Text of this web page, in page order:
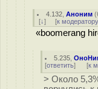
4.132 ,Аноним (
[↓] [к модератору
«boomerang
5.235 ,
[ответить] [к
> Около